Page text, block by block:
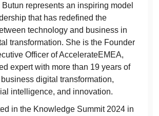
represents an inspiring model
that has redefined the
technology and business in
transformation. She is the Founder
Officer of AccelerateEMEA,
expert with more than 19 years of
digital transformation,
intelligence, and innovation.
in the Knowledge Summit 2024 in